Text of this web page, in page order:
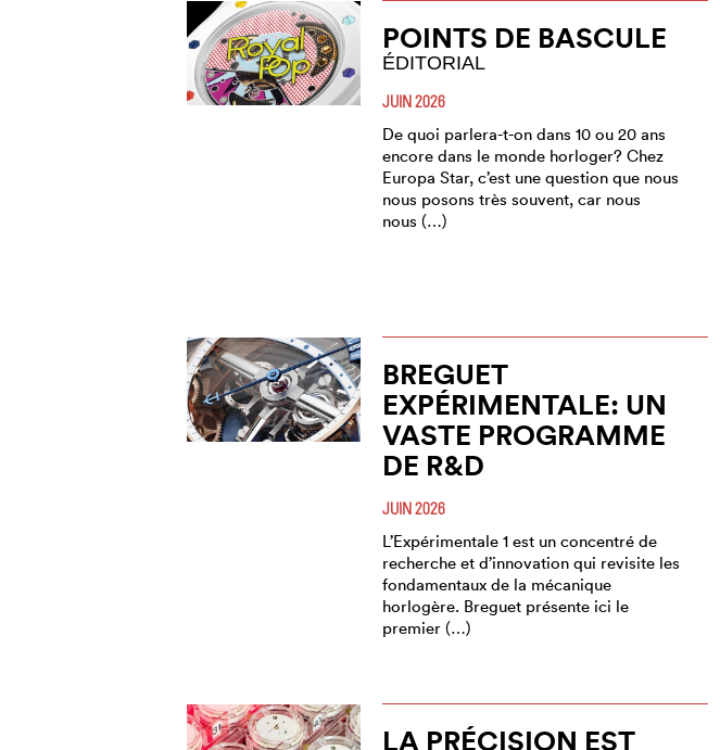
POINTS DE BASCULE
ÉDITORIAL
JUIN 2026
De quoi parlera-t-on dans 10 ou 20 ans
encore dans le monde horloger? Chez
Europa Star, c’est une question que nous
nous posons très souvent, car nous
nous (…)
BREGUET
EXPÉRIMENTALE: UN
VASTE PROGRAMME
DE R&D
JUIN 2026
L’Expérimentale 1 est un concentré de
recherche et d’innovation qui revisite les
fondamentaux de la mécanique
horlogère. Breguet présente ici le
premier (…)
LA PRÉCISION EST